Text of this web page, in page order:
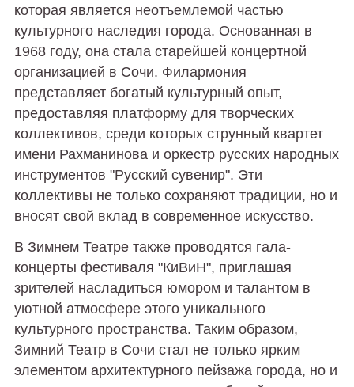
которая является неотъемлемой частью
культурного наследия города. Основанная в
1968 году, она стала старейшей концертной
организацией в Сочи. Филармония
представляет богатый культурный опыт,
предоставляя платформу для творческих
коллективов, среди которых струнный квартет
имени Рахманинова и оркестр русских народных
инструментов "Русский сувенир". Эти
коллективы не только сохраняют традиции, но и
вносят свой вклад в современное искусство.
В Зимнем Театре также проводятся гала-
концерты фестиваля "КиВиН", приглашая
зрителей насладиться юмором и талантом в
уютной атмосфере этого уникального
культурного пространства. Таким образом,
Зимний Театр в Сочи стал не только ярким
элементом архитектурного пейзажа города, но и